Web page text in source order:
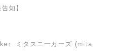
知】
ミタスニーカーズ (mita